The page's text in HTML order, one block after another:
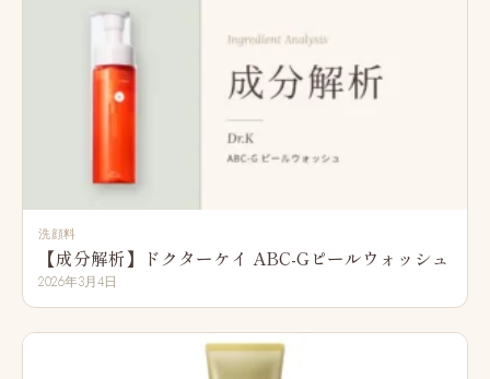
洗顔料
【成分解析】ドクターケイ ABC-Gピールウォッシュ
2026年3月4日